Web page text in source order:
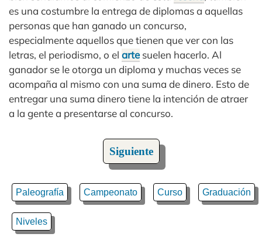
es una costumbre la entrega de diplomas a aquellas
personas que han ganado un concurso,
especialmente aquellos que tienen que ver con las
letras, el periodismo, o el artesuelen hacerlo. Al
ganador se le otorga un diploma y muchas veces se
acompaña al mismo con una suma de dinero. Esto de
entregar una suma dinero tiene la intención de atraer
a la gente a presentarse al concurso.
Siguiente
Paleografía Campeonato Curso Graduación
Niveles